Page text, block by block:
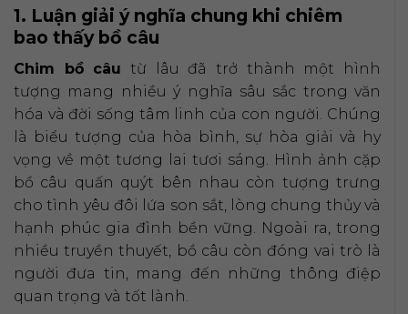
1. Luận giải ý nghĩa chung khi chiêm
bao thấy bồ câu
Chim bồ câu từ lâu đã trở thành một hình
tượng mang nhiều ý nghĩa sâu sắc trong văn
hóa và đời sống tâm linh của con người. Chúng
là biểu tượng của hòa bình, sự hòa giải và hy
vọng về một tương lai tươi sáng. Hình ảnh cặp
bồ câu quấn quýt bên nhau còn tượng trưng
cho tình yêu đôi lứa son sắt, lòng chung thủy và
hạnh phúc gia đình bền vững. Ngoài ra, trong
nhiều truyền thuyết, bồ câu còn đóng vai trò là
người đưa tin, mang đến những thông điệp
quan trọng và tốt lành.